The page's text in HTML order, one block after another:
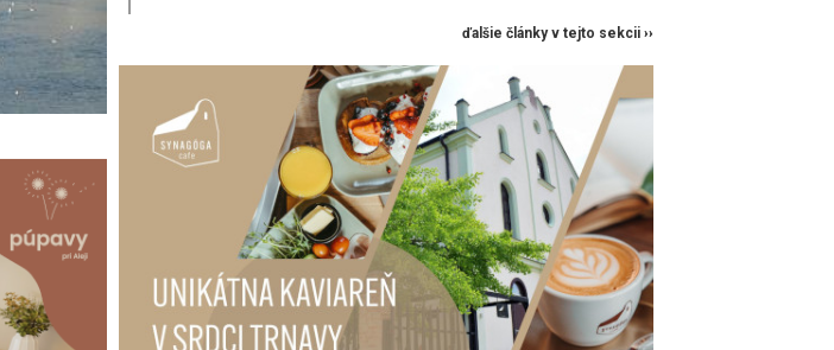
ďalšie články v tejto sekcii ››